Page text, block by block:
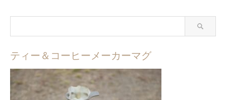
ティー＆コーヒーメーカーマグ